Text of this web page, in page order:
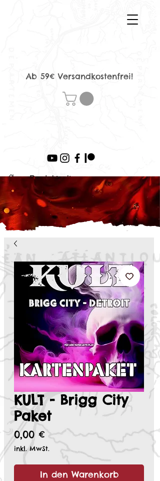
Ab 59€ Versandkostenfrei!
> Produktseite
KULT - Brigg City
Paket
0,00 €Preis
inkl. MwSt.
In den Warenkorb